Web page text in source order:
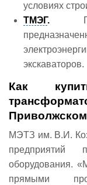
условиях
ТМЭГ.
экскаваторов.
Как
МЭТЗ им. В.И.
предприятий
оборудования.
прямыми